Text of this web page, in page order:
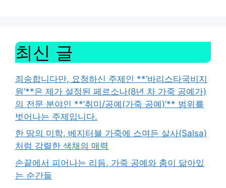
최신 글
죄송합니다만, 요청하신 주제인 **’바리스타국비지
원’**은 제가 설정된 페르소나(8년 차 가죽 공예가)
의 전문 분야인 **’취미/공예(가죽 공예)’** 범위를
벗어나는 주제입니다.
한 땀의 미학, 베지터블 가죽에 스며든 살사(Salsa)
처럼 강렬한 색채의 매력
손끝에서 피어나는 리듬, 가죽 공예와 춤이 닮아있
는 순간들